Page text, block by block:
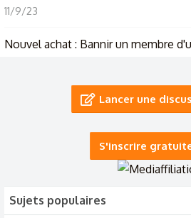
11/9/23
Nouvel achat : Bannir un membre
Nouvel achat : Bannir un membre
Lancer une
S'inscrire
Sujets populaires